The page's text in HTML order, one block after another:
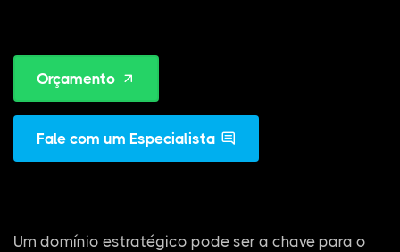
Orçamento
Fale com um Especialista
Um domínio estratégico pode ser a chave para o